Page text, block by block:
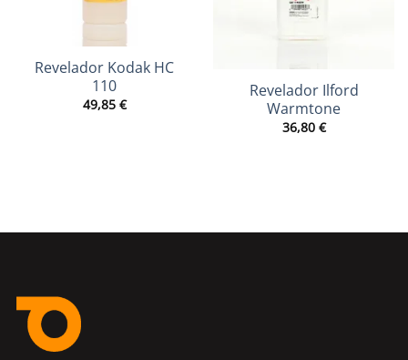
Revelador Kodak HC
110
49,85 €
Revelador Ilford
Warmtone
36,80 €